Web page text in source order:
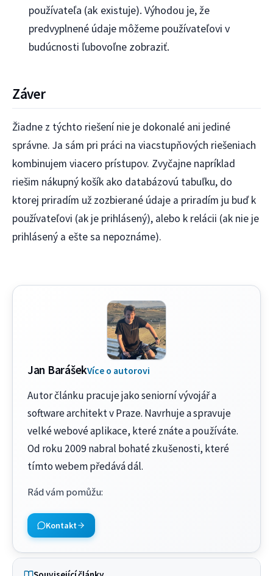
používateľa (ak existuje). Výhodou je, že
predvyplnené údaje môžeme používateľovi v
budúcnosti ľubovoľne zobraziť.
Záver
Žiadne z týchto riešení nie je dokonalé ani jediné
správne. Ja sám pri práci na viacstupňových riešeniach
kombinujem viacero prístupov. Zvyčajne napríklad
riešim nákupný košík ako databázovú tabuľku, do
ktorej priradím už zozbierané údaje a priradím ju buď k
používateľovi (ak je prihlásený), alebo k relácii (ak nie je
prihlásený a ešte sa nepoznáme).
Jan BarášekVíce o autorovi
Autor článku pracuje jako seniorní vývojář a
software architekt v Praze. Navrhuje a spravuje
velké webové aplikace, které znáte a používáte.
Od roku 2009 nabral bohaté zkušenosti, které
tímto webem předává dál.
Rád vám pomůžu:
Kontakt